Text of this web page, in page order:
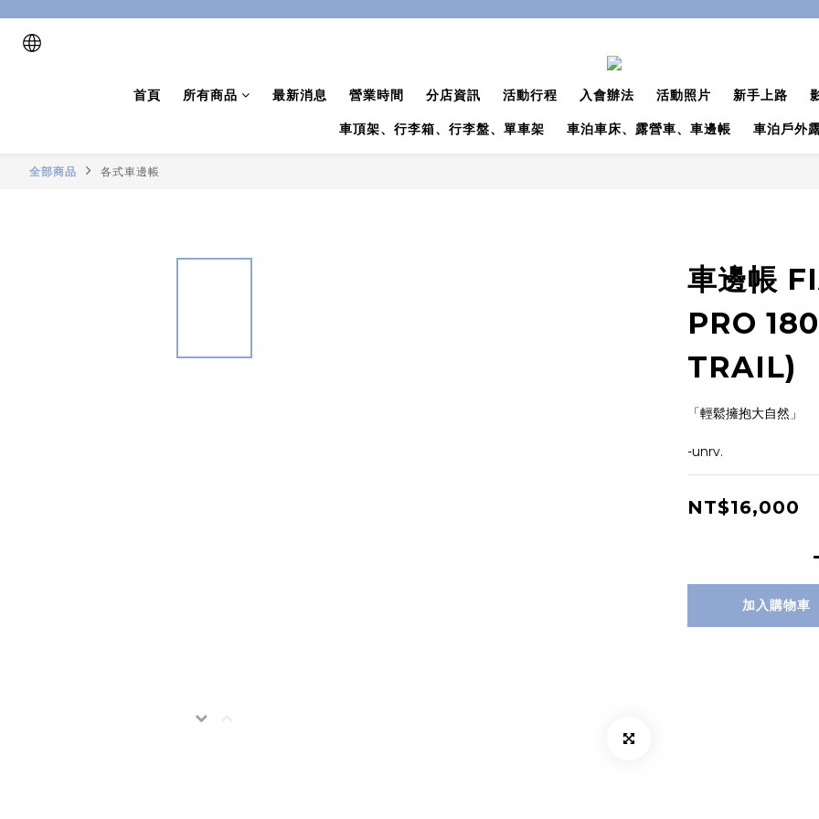
首頁 所有商品 最新消息 營業時間 分店資訊 活動行程 入會辦法 活動照片 新手上路
車頂架、行李箱、行李盤、單車架 車泊車床、露營車、車邊帳 車泊戶外
全部商品 各式車邊帳
車邊帳
PRO
TRAIL)
「輕鬆擁抱大自然」
-unrv.
NT$16,000
加入購物車